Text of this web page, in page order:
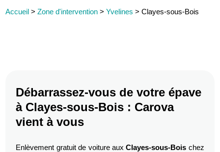
Accueil >Zone d'intervention >Yvelines >Clayes-sous-Bois
Débarrassez-vous de votre épave
à Clayes-sous-Bois : Carova
vient à vous
Enlèvement gratuit de voiture auxClayes-sous-Bois chez